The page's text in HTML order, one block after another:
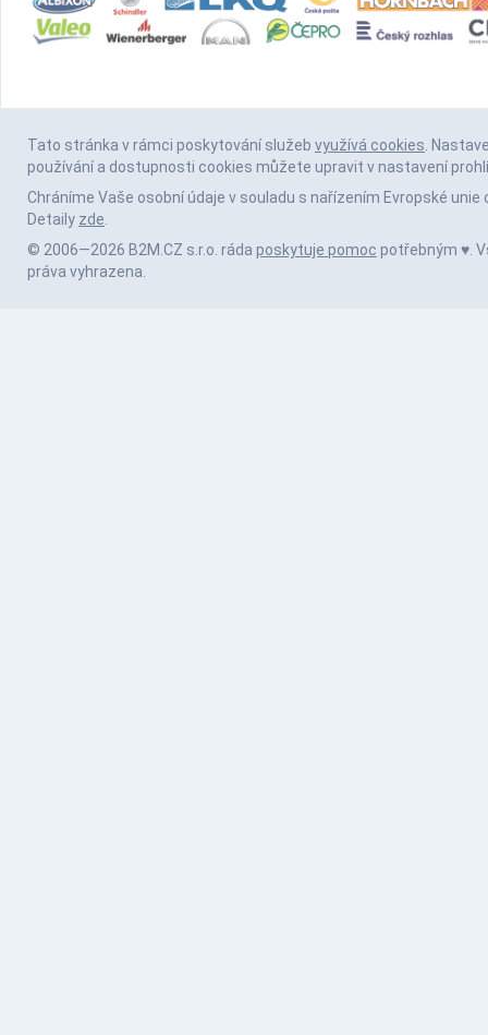
Tato stránka v rámci poskytování služeb využívá cookies.
používání a dostupnosti cookies můžete upravit v nastavení
Chráníme Vaše osobní údaje v souladu s nařízením Evropské unie
Detaily zde.
© 2006—2026 B2M.CZ s.r.o. ráda poskytuje pomoc potřebným ♥️.
práva vyhrazena.